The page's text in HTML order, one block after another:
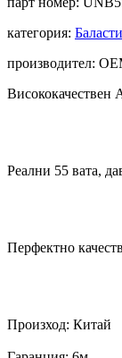
категория:
производител:
Висококачествен
Реални 55 вата,
Перфектно
Произход: Китай